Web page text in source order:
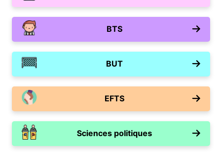
BTS
BUT
EFTS
Sciences politiques